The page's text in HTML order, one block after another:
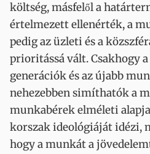
költség, másfelől a
értelmezett ellenérték, a
pedig az üzleti és a
prioritássá vált. Csakhogy
generációk és az újabb
nehezebben simíthatók a
munkabérek elméleti
korszak ideológiáját idézi,
hogy a munkát a